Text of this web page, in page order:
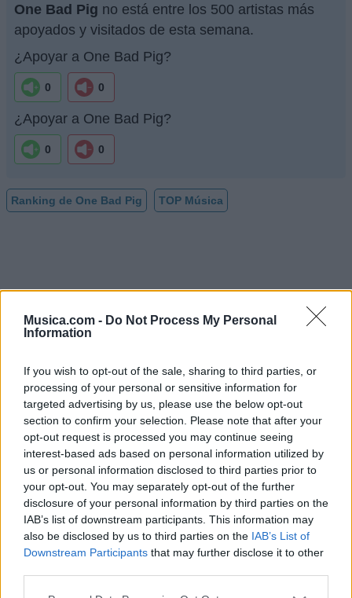
Musica.com - Do Not Process My Personal
Information
If you wish to opt-out of the sale, sharing to third parties, or
processing of your personal or sensitive information for
targeted advertising by us, please use the below opt-out
section to confirm your selection. Please note that after your
opt-out request is processed you may continue seeing
interest-based ads based on personal information utilized by
us or personal information disclosed to third parties prior to
your opt-out. You may separately opt-out of the further
disclosure of your personal information by third parties on the
IAB’s list of downstream participants. This information may
also be disclosed by us to third parties on the IAB’s List of
Downstream Participants that may further disclose it to other
One Bad Pig no está entre los 500 artistas más
apoyados y visitados de esta semana.
¿Apoyar a One Bad Pig?
0 0
¿Apoyar a One Bad Pig?
0 0
Ranking de One Bad Pig TOP Música
@musicapuntocom